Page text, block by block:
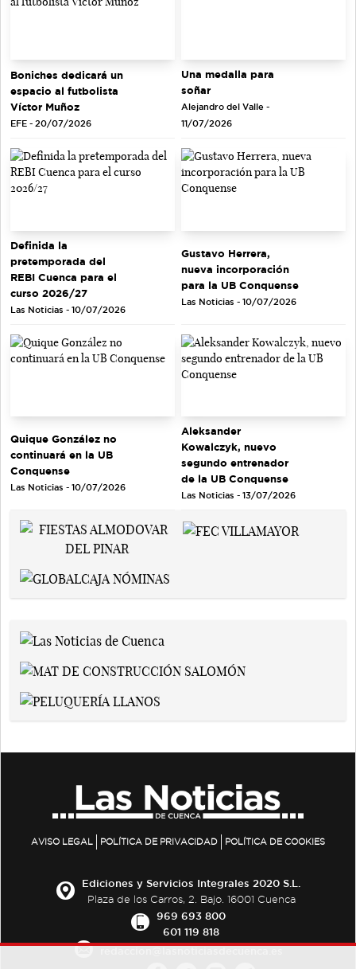
Boniches dedicará un
espacio al futbolista
Víctor Muñoz
EFE - 20/07/2026
Una medalla para
soñar
Alejandro del Valle -
11/07/2026
Definida la
pretemporada del
REBI Cuenca para el
curso 2026/27
Las Noticias - 10/07/2026
Gustavo Herrera,
nueva incorporación
para la UB Conquense
Las Noticias - 10/07/2026
Quique González no
continuará en la UB
Conquense
Las Noticias - 10/07/2026
Aleksander
Kowalczyk, nuevo
segundo entrenador
de la UB Conquense
Las Noticias - 13/07/2026
AVISO LEGAL POLÍTICA DE PRIVACIDAD POLÍTICA DE COOKIES
Ediciones y Servicios Integrales 2020 S.L.
Plaza de los Carros, 2. Bajo. 16001 Cuenca
969 693 800
601 119 818